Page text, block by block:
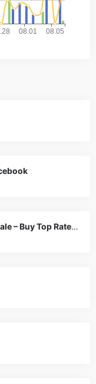
Aged Facebook Accounts For Sale – Buy Top Rated Old Facebook Aged Accounts on Sale